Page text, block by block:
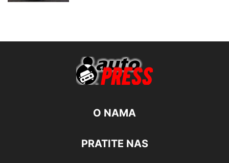
O NAMA
PRATITE NAS